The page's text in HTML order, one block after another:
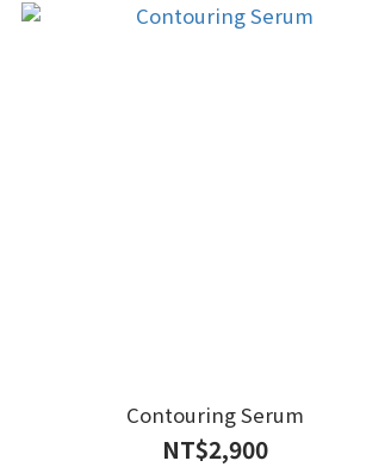
Contouring Serum
NT$2,900